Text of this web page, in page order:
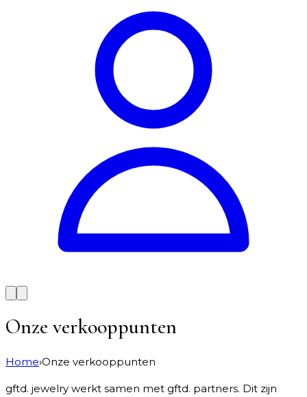
Onze verkooppunten
Home›Onze verkooppunten
gftd. jewelry werkt samen met gftd. partners. Dit zijn